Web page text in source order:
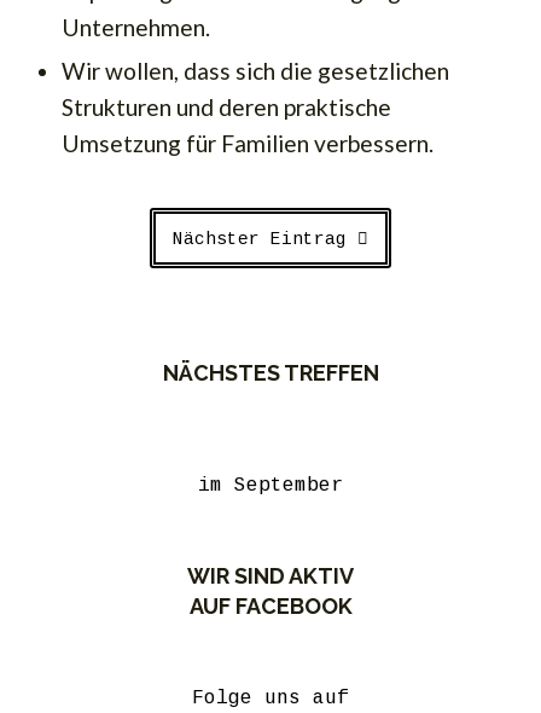
Unternehmen.
Wir wollen, dass sich die gesetzlichen
Strukturen und deren praktische
Umsetzung für Familien verbessern.
Nächster Eintrag
NÄCHSTES TREFFEN
im September
WIR SIND AKTIV
AUF FACEBOOK
Folge uns auf